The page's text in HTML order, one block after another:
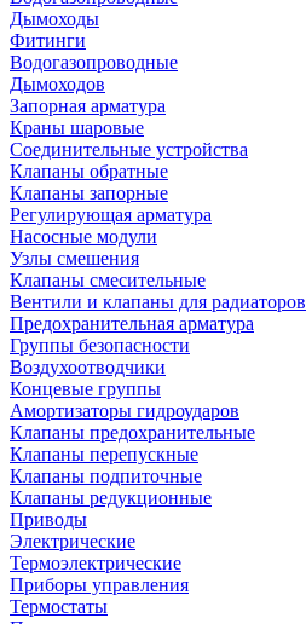
Дымоходы
Фитинги
Водогазопроводные
Дымоходов
Запорная арматура
Краны шаровые
Соединительные устройства
Клапаны обратные
Клапаны запорные
Регулирующая арматура
Насосные модули
Узлы смешения
Клапаны смесительные
Вентили и клапаны для радиаторов
Предохранительная арматура
Группы безопасности
Воздухоотводчики
Концевые группы
Амортизаторы гидроударов
Клапаны предохранительные
Клапаны перепускные
Клапаны подпиточные
Клапаны редукционные
Приводы
Электрические
Термоэлектрические
Приборы управления
Термостаты